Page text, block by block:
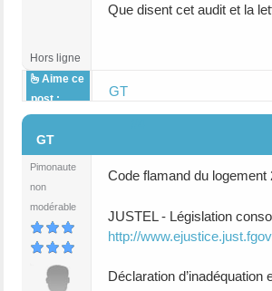
Que disent cet audit et la
Hors ligne
Aime ce
post :
GT
GT
Pimonaute
non
modérable
Code flamand du logement
JUSTEL - Législation
http://
Déclaration d’inadéquation